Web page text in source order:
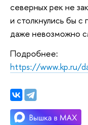
северных рек не
и столкнулись бы
даже невозможно
Подробнее:
https://www.kp.ru/